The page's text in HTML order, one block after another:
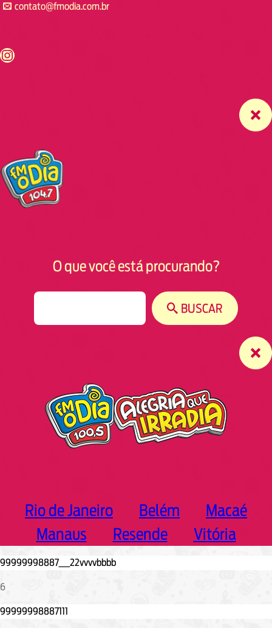
contato@fmodia.com.br
https://www.instagram.com/fmodia.cabofrio/
O que você está procurando?
BUSCAR
Rio de Janeiro Belém
Macaé
Manaus
Resende Vitória
6